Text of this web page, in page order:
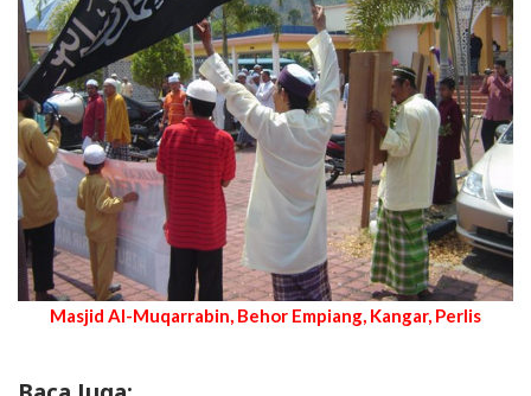
Masjid Al-Muqarrabin, Behor Empiang, Kangar, Perlis